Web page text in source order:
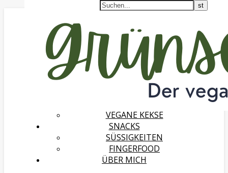
FRÜHSTÜCK
PASTA
REISGERICHTE
SUPPEN & EINTÖPFE
SALATE
DESSERTS
VEGANES EIS
VEGANE KEKSE
SNACKS
SÜSSIGKEITEN
FINGERFOOD
ÜBER MICH